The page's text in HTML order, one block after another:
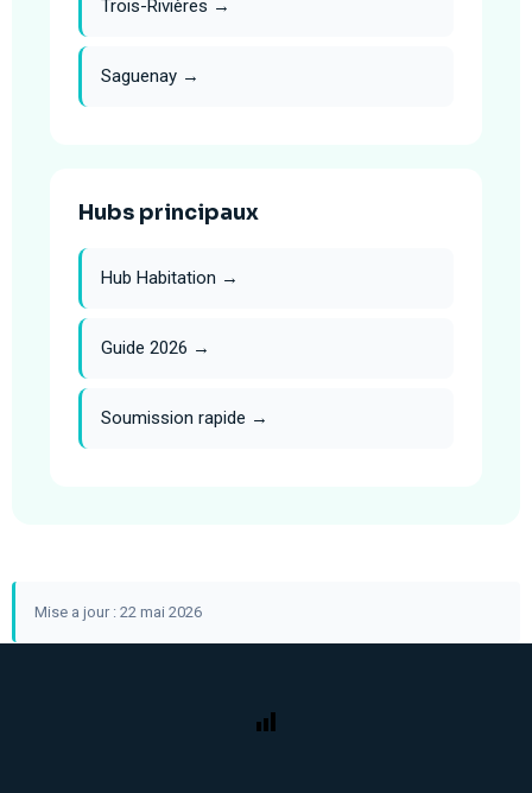
Trois-Rivières →
Saguenay →
Hubs principaux
Hub Habitation →
Guide 2026 →
Soumission rapide →
Mise a jour : 22 mai 2026